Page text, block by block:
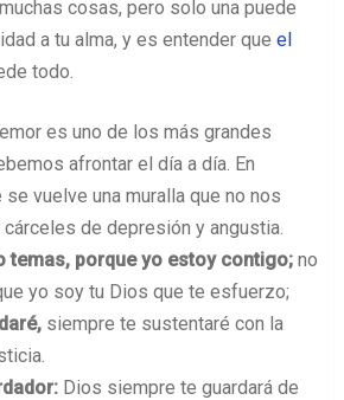
cosas, pero solo una puede
a tu alma, y es entender que el
todo.
es uno de los más grandes
afrontar el día a día. En
vuelve una muralla que no nos
de depresión y angustia.
temas, porque yo estoy contigo;no
yo soy tu Dios que te esfuerzo;
siempre te sustentaré con la
Dios siempre te guardará de